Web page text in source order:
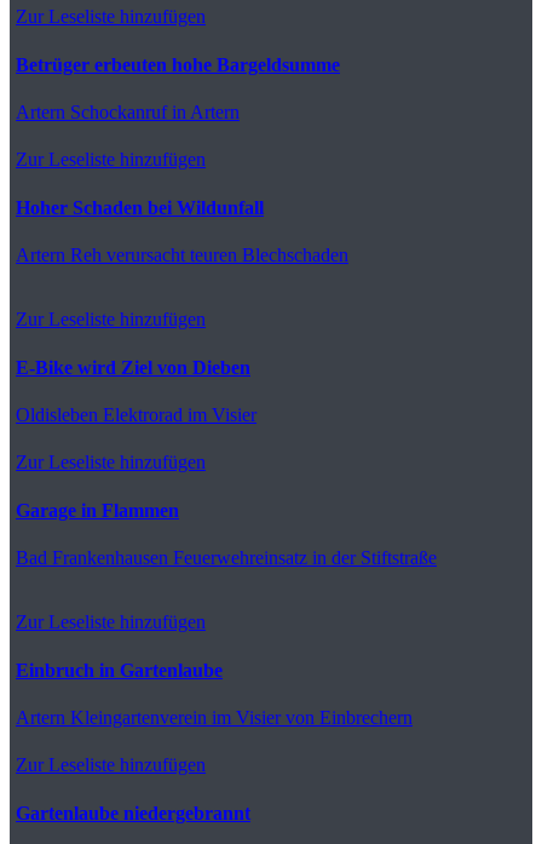
Zur Leseliste hinzufügen
Betrüger erbeuten hohe Bargeldsumme
Artern Schockanruf in Artern
Zur Leseliste hinzufügen
Hoher Schaden bei Wildunfall
Artern Reh verursacht teuren Blechschaden
Zur Leseliste hinzufügen
E-Bike wird Ziel von Dieben
Oldisleben Elektrorad im Visier
Zur Leseliste hinzufügen
Garage in Flammen
Bad Frankenhausen Feuerwehreinsatz in der Stiftstraße
Zur Leseliste hinzufügen
Einbruch in Gartenlaube
Artern Kleingartenverein im Visier von Einbrechern
Zur Leseliste hinzufügen
Gartenlaube niedergebrannt